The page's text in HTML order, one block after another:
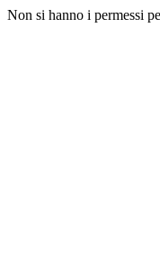
Non si hanno i permessi